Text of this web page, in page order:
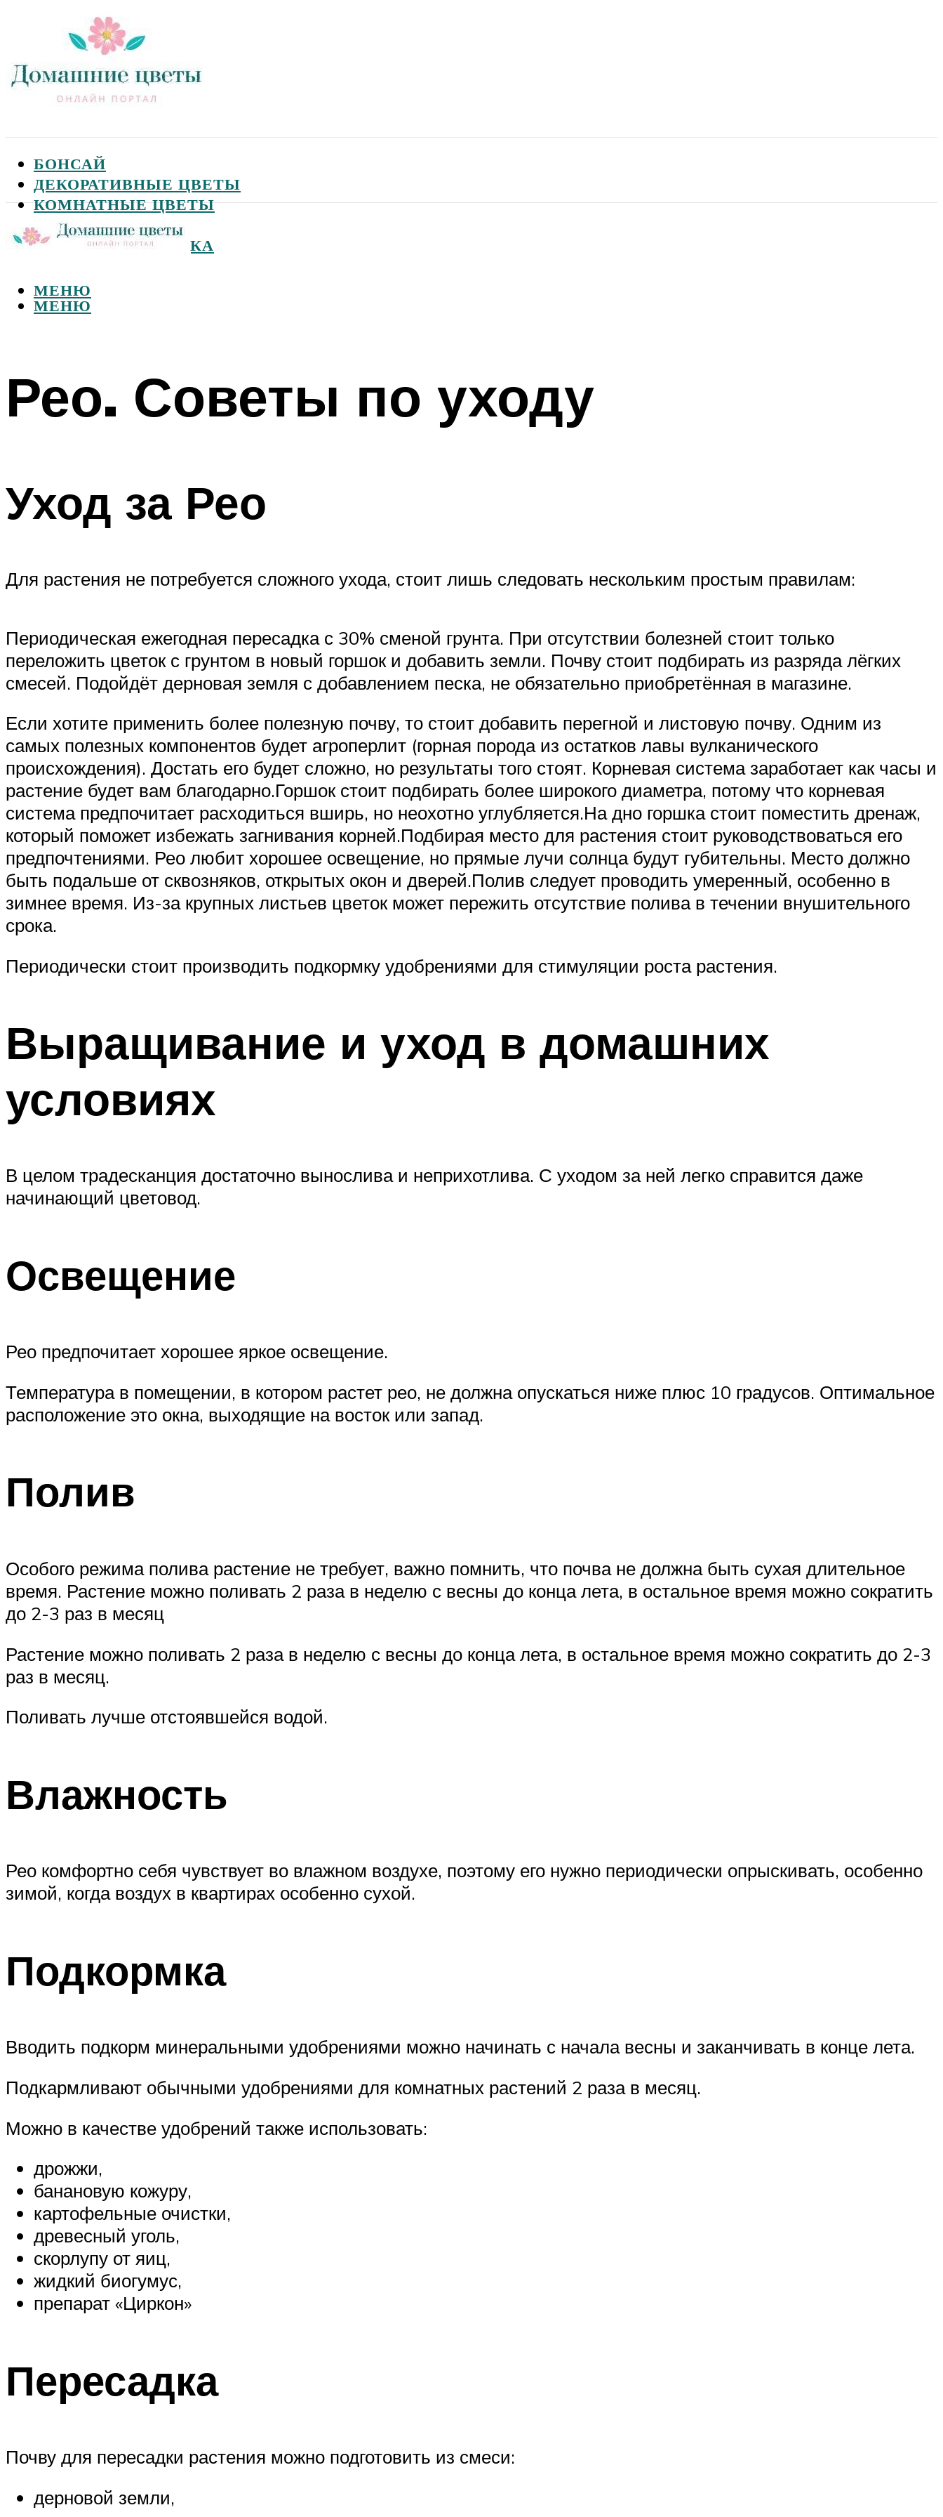
БОНСАЙ
ДЕКОРАТИВНЫЕ ЦВЕТЫ
КОМНАТНЫЕ ЦВЕТЫ
САДОВЫЕ ЦВЕТЫ
СЕМЕНА И ПОСАДКА
МЕНЮ
МЕНЮ
Рео. Советы по уходу
Уход за Рео
Для растения не потребуется сложного ухода, стоит лишь следовать нескольким простым правилам:
Периодическая ежегодная пересадка с 30% сменой грунта. При отсутствии болезней стоит только
переложить цветок с грунтом в новый горшок и добавить земли. Почву стоит подбирать из разряда лёгких
смесей. Подойдёт дерновая земля с добавлением песка, не обязательно приобретённая в магазине.
Если хотите применить более полезную почву, то стоит добавить перегной и листовую почву. Одним из
самых полезных компонентов будет агроперлит (горная порода из остатков лавы вулканического
происхождения). Достать его будет сложно, но результаты того стоят. Корневая система заработает как часы и
растение будет вам благодарно.Горшок стоит подбирать более широкого диаметра, потому что корневая
система предпочитает расходиться вширь, но неохотно углубляется.На дно горшка стоит поместить дренаж,
который поможет избежать загнивания корней.Подбирая место для растения стоит руководствоваться его
предпочтениями. Рео любит хорошее освещение, но прямые лучи солнца будут губительны. Место должно
быть подальше от сквозняков, открытых окон и дверей.Полив следует проводить умеренный, особенно в
зимнее время. Из-за крупных листьев цветок может пережить отсутствие полива в течении внушительного
срока.
Периодически стоит производить подкормку удобрениями для стимуляции роста растения.
Выращивание и уход в домашних
условиях
В целом традесканция достаточно вынослива и неприхотлива. С уходом за ней легко справится даже
начинающий цветовод.
Освещение
Рео предпочитает хорошее яркое освещение.
Температура в помещении, в котором растет рео, не должна опускаться ниже плюс 10 градусов. Оптимальное
расположение это окна, выходящие на восток или запад.
Полив
Особого режима полива растение не требует, важно помнить, что почва не должна быть сухая длительное
время. Растение можно поливать 2 раза в неделю с весны до конца лета, в остальное время можно сократить
до 2-3 раз в месяц
Растение можно поливать 2 раза в неделю с весны до конца лета, в остальное время можно сократить до 2-3
раз в месяц.
Поливать лучше отстоявшейся водой.
Влажность
Рео комфортно себя чувствует во влажном воздухе, поэтому его нужно периодически опрыскивать, особенно
зимой, когда воздух в квартирах особенно сухой.
Подкормка
Вводить подкорм минеральными удобрениями можно начинать с начала весны и заканчивать в конце лета.
Подкармливают обычными удобрениями для комнатных растений 2 раза в месяц.
Можно в качестве удобрений также использовать:
дрожжи,
банановую кожуру,
картофельные очистки,
древесный уголь,
скорлупу от яиц,
жидкий биогумус,
препарат «Циркон»
Пересадка
Почву для пересадки растения можно подготовить из смеси:
дерновой земли,